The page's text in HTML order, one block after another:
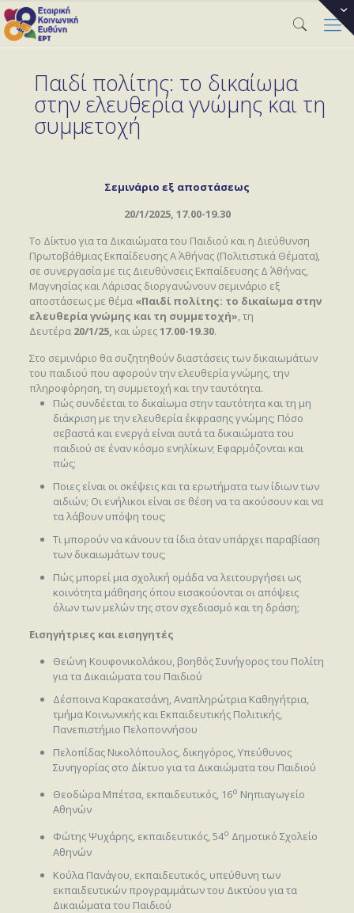
Παιδί πολίτης: το δικαίωμα
στην ελευθερία γνώμης και τη
συμμετοχή
Σεμινάριο εξ αποστάσεως
20/1/2025, 17.00-19.30
Το Δίκτυο για τα Δικαιώματα του Παιδιού και η Διεύθυνση
Πρωτοβάθμιας Εκπαίδευσης Α΄ Αθήνας (Πολιτιστικά Θέματα),
σε συνεργασία με τις Διευθύνσεις Εκπαίδευσης Δ΄ Αθήνας,
Μαγνησίας και Λάρισας διοργανώνουν σεμινάριο εξ
αποστάσεως με θέμα«Παιδί πολίτης: το δικαίωμα στην
ελευθερία γνώμης και τη συμμετοχή», τη
Δευτέρα 20/1/25, και ώρες17.00-19.30.
Στο σεμινάριο θα συζητηθούν διαστάσεις των δικαιωμάτων
του παιδιού που αφορούν την ελευθερία γνώμης, την
πληροφόρηση, τη συμμετοχή και την ταυτότητα.
Πώς συνδέεται το δικαίωμα στην ταυτότητα και τη μη
διάκριση με την ελευθερία έκφρασης γνώμης; Πόσο
σεβαστά και ενεργά είναι αυτά τα δικαιώματα του
παιδιού σε έναν κόσμο ενηλίκων; Εφαρμόζονται και
πώς;
Ποιες είναι οι σκέψεις και τα ερωτήματα των ίδιων των
αιδιών; Οι ενήλικοι είναι σε θέση να τα ακούσουν και να
τα λάβουν υπόψη τους;
Τι μπορούν να κάνουν τα ίδια όταν υπάρχει παραβίαση
των δικαιωμάτων τους;
Πώς μπορεί μια σχολική ομάδα να λειτουργήσει ως
κοινότητα μάθησης όπου εισακούονται οι απόψεις
όλων των μελών της στον σχεδιασμό και τη δράση;
Εισηγήτριες και εισηγητές
Θεώνη Κουφονικολάκου, βοηθός Συνήγορος του Πολίτη
για τα Δικαιώματα του Παιδιού
Δέσποινα Καρακατσάνη, Αναπληρώτρια Καθηγήτρια,
τμήμα Κοινωνικής και Εκπαιδευτικής Πολιτικής,
Πανεπιστήμιο Πελοποννήσου
Πελοπίδας Νικολόπουλος, δικηγόρος, Υπεύθυνος
Συνηγορίας στο Δίκτυο για τα Δικαιώματα του Παιδιού
Θεοδώρα Μπέτσα, εκπαιδευτικός, 16ο Νηπιαγωγείο
Αθηνών
Φώτης Ψυχάρης, εκπαιδευτικός, 54ο Δημοτικό Σχολείο
Αθηνών
Κούλα Πανάγου, εκπαιδευτικός, υπεύθυνη των
εκπαιδευτικών προγραμμάτων του Δικτύου για τα
Δικαιώματα του Παιδιού